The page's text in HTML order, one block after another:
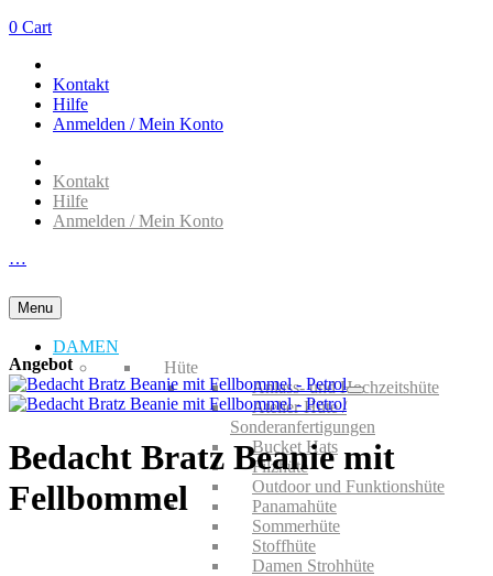
0 Cart
Kontakt
Hilfe
Anmelden / Mein Konto
Kontakt
Hilfe
Anmelden / Mein Konto
…
Menu
DAMEN
Hüte
Anlass- und Hochzeitshüte
Atelier Hüte /
Sonderanfertigungen
Bucket Hats
Filzhüte
Outdoor und Funktionshüte
Panamahüte
Sommerhüte
Stoffhüte
Damen Strohhüte
Angebot
Bedacht Bratz Beanie mit
Fellbommel